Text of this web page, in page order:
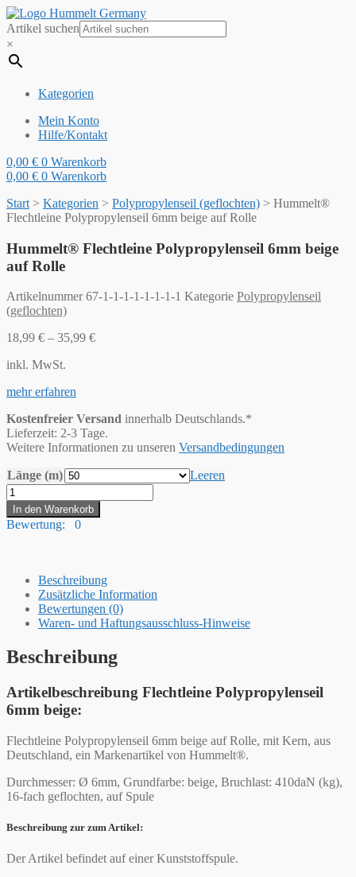
Artikel suchen
×
Kategorien
Mein Konto
Hilfe/Kontakt
0,00 € 0 Warenkorb
0,00 € 0 Warenkorb
Start > Kategorien > Polypropylenseil (geflochten) > Hummelt®
Flechtleine Polypropylenseil 6mm beige auf Rolle
Hummelt® Flechtleine Polypropylenseil 6mm beige
auf Rolle
Artikelnummer67-1-1-1-1-1-1-1-1 Kategorie Polypropylenseil
(geflochten)
18,99 € – 35,99 €
inkl. MwSt.
mehr erfahren
Kostenfreier Versand innerhalb Deutschlands.*
Lieferzeit: 2-3 Tage.
Weitere Informationen zu unseren Versandbedingungen
Länge (m)
Leeren
Hummelt®
Flechtleine
Polypropylenseil
6mm
Rolle
Menge
In den Warenkorb
Bewertung: 0
Beschreibung
Zusätzliche Information
Bewertungen (0)
Waren- und Haftungsausschluss-Hinweise
Beschreibung
Artikelbeschreibung Flechtleine Polypropylenseil
6mm beige:
Flechtleine Polypropylenseil 6mm beige auf Rolle, mit Kern, aus
Deutschland, ein Markenartikel von Hummelt®.
Durchmesser: Ø 6mm, Grundfarbe: beige, Bruchlast: 410daN (kg),
16-fach geflochten, auf Spule
Beschreibung zur zum Artikel:
Der Artikel befindet auf einer Kunststoffspule.